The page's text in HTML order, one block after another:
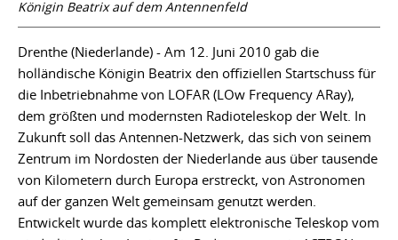
Königin Beatrix auf dem Antennenfeld
Drenthe (Niederlande) - Am 12. Juni 2010 gab die
holländische Königin Beatrix den offiziellen Startschuss für
die Inbetriebnahme von LOFAR (LOw Frequency ARay),
dem größten und modernsten Radioteleskop der Welt. In
Zukunft soll das Antennen-Netzwerk, das sich von seinem
Zentrum im Nordosten der Niederlande aus über tausende
von Kilometern durch Europa erstreckt, von Astronomen
auf der ganzen Welt gemeinsam genutzt werden.
Entwickelt wurde das komplett elektronische Teleskop vom